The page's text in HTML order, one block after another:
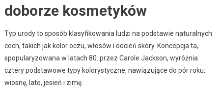
doborze kosmetyków
Typ urody to sposób klasyfikowania ludzi na podstawie naturalnych
cech, takich jak kolor oczu, włosów i odcień skóry. Koncepcja ta,
spopularyzowana w latach 80. przez Carole Jackson, wyróżnia
cztery podstawowe typy kolorystyczne, nawiązujące do pór roku:
wiosnę, lato, jesień i zimę.